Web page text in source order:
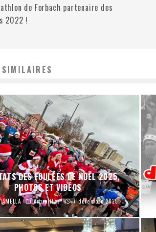
de Forbach partenaire des
2022 !
DES FOULÉES DE NOËL 2025,
PHOTOS ET VIDÉOS
Actualités 7 décembre 2025